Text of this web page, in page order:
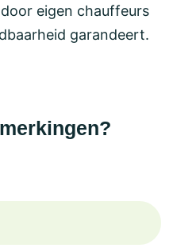
eigen chauffeurs
garandeert.